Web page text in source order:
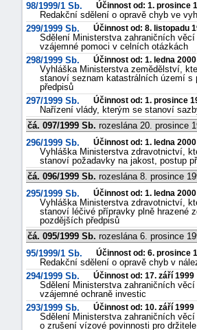
98/1999/1 Sb.
Účinnost od: 1. prosince
Redakční sdělení o opravě chyb ve
299/1999 Sb.
Účinnost od: 8. listopadu
Sdělení Ministerstva zahraničních
vzájemné pomoci v celních otázkách
298/1999 Sb.
Účinnost od: 1. ledna
Vyhláška Ministerstva zemědělství,
stanoví seznam katastrálních území s
předpisů
297/1999 Sb.
Účinnost od: 1. prosince
Nařízení vlády, kterým se stanoví
čá. 097/1999 Sb. rozeslána 20. prosince
296/1999 Sb.
Účinnost od: 1. ledna
Vyhláška Ministerstva zdravotnictví,
stanoví požadavky na jakost, postup
čá. 096/1999 Sb. rozeslána 8. prosince
295/1999 Sb.
Účinnost od: 1. ledna
Vyhláška Ministerstva zdravotnictví,
stanoví léčivé přípravky plně hrazené
pozdějších předpisů
čá. 095/1999 Sb. rozeslána 6. prosince
95/1999/1 Sb.
Účinnost od: 6. prosince
Redakční sdělení o opravě chyb v
294/1999 Sb.
Účinnost od: 17. září 1999
Sdělení Ministerstva zahraničních
vzájemné ochraně investic
293/1999 Sb.
Účinnost od: 10. září 1999
Sdělení Ministerstva zahraničních
o zrušení vízové povinnosti pro